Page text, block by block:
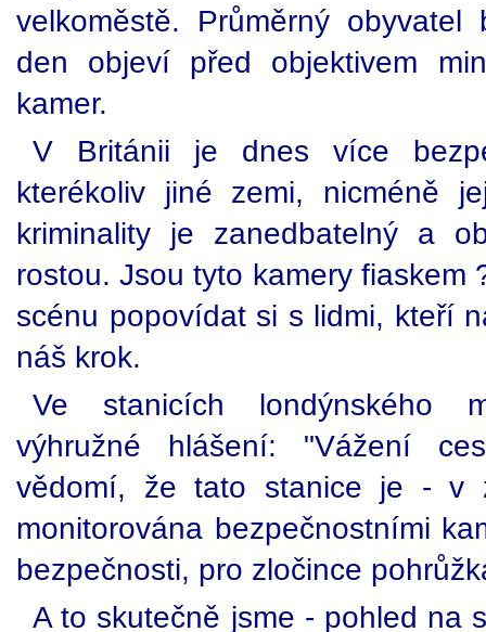
velkoměstě. Průměrný
den objeví před objektivem
kamer.
V Británii je dnes více
kterékoliv jiné zemi, nicméně
kriminality je zanedbatelný a
rostou. Jsou tyto kamery fiaskem
scénu popovídat si s lidmi, kteří
náš krok.
Ve stanicích londýnského
výhružné hlášení: "Vážení
vědomí, že tato stanice je - v
monitorována bezpečnostními
bezpečnosti, pro zločince
A to skutečně jsme - pohled na